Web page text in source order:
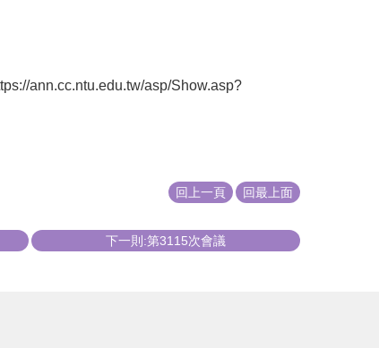
ann.cc.ntu.edu.tw/asp/Show.asp?
回上一頁 回最上面
下一則:第3115次會議